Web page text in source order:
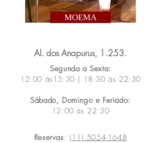
MOEMA
Al. dos Anapurus, 1.253.
Segunda a Sexta:
12:00 às15:30 | 18:30 às 22:30
Sábado, Domingo e Feriado:
12:00 às 22:30
​​Reservas: (11) 5054-1648